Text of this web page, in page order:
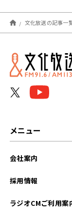
文化放送の記事一
メニュー
会社案内
採用情報
ラジオCMご利用案